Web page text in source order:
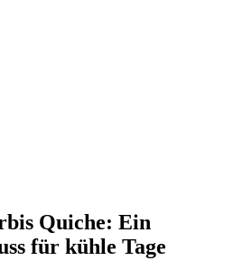
Quiche: Ein
für kühle Tage